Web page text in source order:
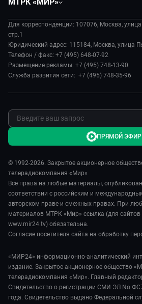
Экономика
Происшествия
Наука и технологии
Культура
Спорт
Евразия. Культурно
Евразия. Регионы
Наши иностранцы
Пять причин поехать в...
Я – волонтер
История
Руководство
Лица мира
Новости
Реклама
Обратная связь
Для корреспонденции: 107076, Москва,
стр.1
Юридический адрес: 115184, Москва, улица
Телефон / факс: +7 (495) 648-07-92
Размещение рекламы: +7 (495) 748-13-90
Служба развития сети: +7 (495) 748-35-96
© 1992-2026. Закрытое акционерное
телерадиокомпания «Мир»
Все права на любые материалы,
соответствии с российским и
авторском праве и смежных правах. При
материалов МТРК «Мир» ссылка (для сайтов
www.mir24.tv) обязательна.
Согласие посетителя сайта на обработку
«МИР24» информационно-аналитический
издание. Закрытое акционерное общество
телерадиокомпания «Мир». Главный
Свидетельство о регистрации СМИ ЭЛ No
года. Свидетельство выдано Федеральной
ПРЯМОЙ ЭФИР